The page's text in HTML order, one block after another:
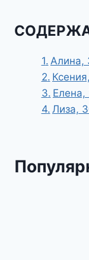
Алина,
Елена,
Лиза,